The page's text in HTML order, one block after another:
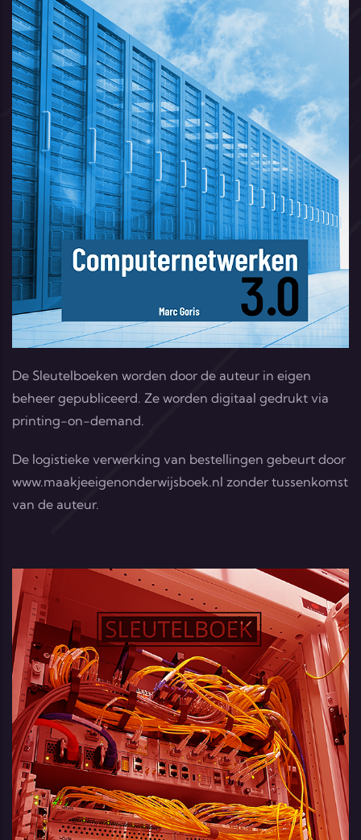
De Sleutelboeken worden door de auteur in eigen
beheer gepubliceerd. Ze worden digitaal gedrukt via
printing-on-demand.
De logistieke verwerking van bestellingen gebeurt door
www.maakjeeigenonderwijsboek.nl zonder tussenkomst
van de auteur.